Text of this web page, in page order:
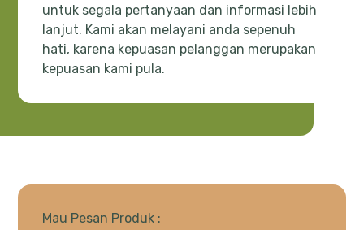
untuk segala pertanyaan dan informasi lebih
lanjut. Kami akan melayani anda sepenuh
hati, karena kepuasan pelanggan merupakan
kepuasan kami pula.
Mau Pesan Produk :